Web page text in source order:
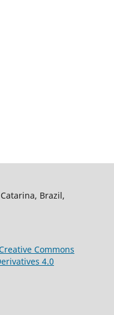
Brazil,
Commons
4.0